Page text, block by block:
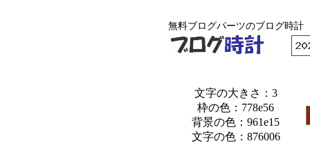
無料ブログパーツのブログ時計
文字の大きさ：3
枠の色：778e56
背景の色：961e15
文字の色：876006